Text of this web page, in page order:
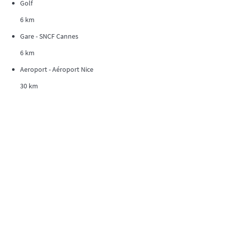
Golf
6 km
Gare - SNCF Cannes
6 km
Aeroport - Aéroport Nice
30 km